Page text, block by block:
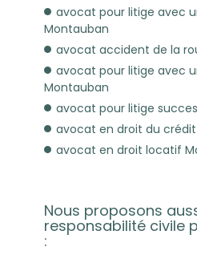
avocat pour litige avec
Montauban
avocat accident de la
avocat pour litige avec
Montauban
avocat pour litige
avocat en droit du
avocat en droit locatif
Nous proposons
responsabilité civile
: